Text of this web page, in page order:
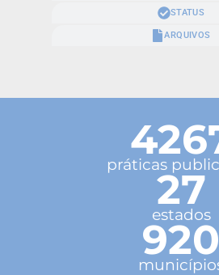
STATUS
ARQUIVOS
práticas
27
estados
920